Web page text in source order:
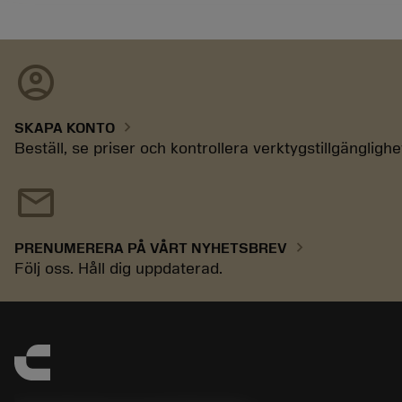
account_circle
SKAPA KONTO chevron_right
Beställ, se priser och kontrollera
mail
PRENUMERERA PÅ VÅRT NYHETSBREV chevron_right
Följ oss. Håll dig uppdaterad.